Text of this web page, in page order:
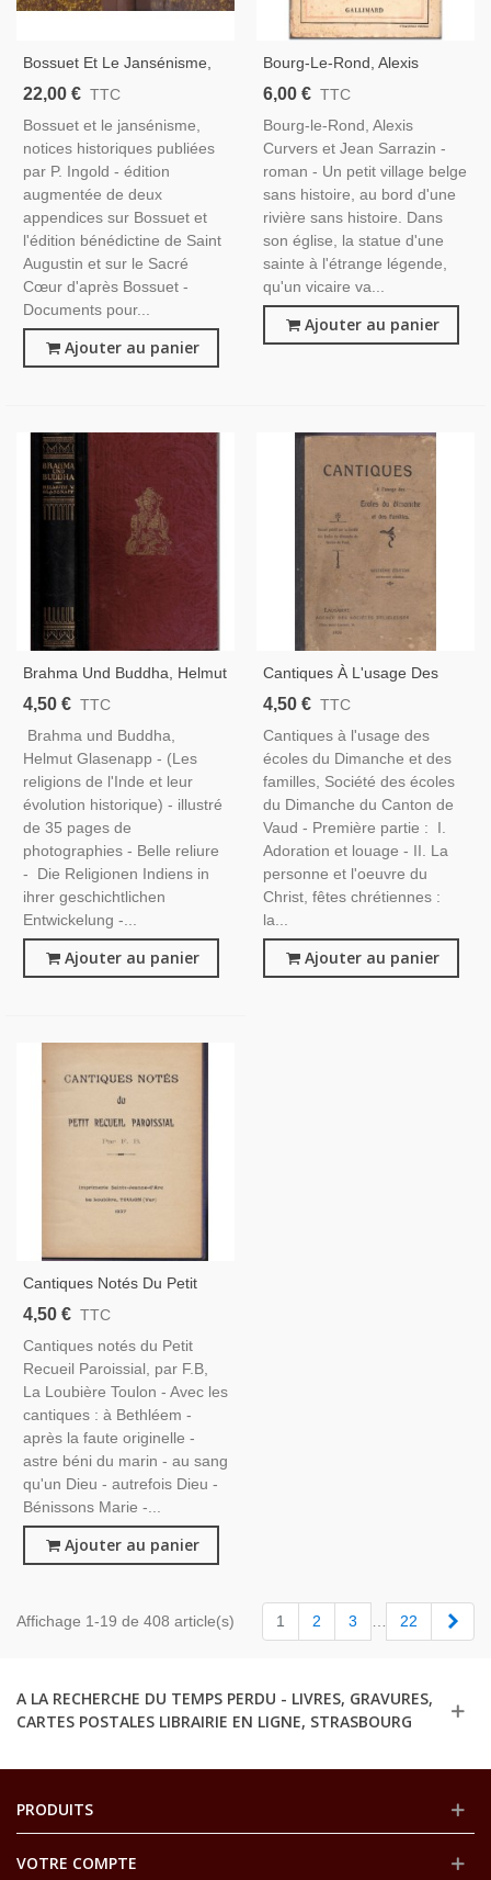
Bossuet Et Le Jansénisme,
Bossuet Et L'édition
Augustin, 1904, Ingold
22,00 € TTC
Bossuet et le jansénisme,
notices historiques publiées
par P. Ingold - édition
augmentée de deux
appendices sur Bossuet et
l'édition bénédictine de Saint
Augustin et sur le Sacré
Cœur d'après Bossuet -
Documents pour...
Ajouter au panier
Bourg-Le-Rond, Alexis
Curvers Et Jean Sarrazin,
Religiosité Populaire
6,00 € TTC
Bourg-le-Rond, Alexis
Curvers et Jean Sarrazin -
roman - Un petit village belge
sans histoire, au bord d'une
rivière sans histoire. Dans
son église, la statue d'une
sainte à l'étrange légende,
qu'un vicaire va...
Ajouter au panier
Brahma Und Buddha, Helmut
Glasenapp, 1926 - Religions
Bouddhisme, Hindouisme,
Brahmanisme, Asie,
4,50 € TTC
Brahma und Buddha,
Helmut Glasenapp - (Les
religions de l'Inde et leur
évolution historique) - illustré
de 35 pages de
photographies - Belle reliure
- Die Religionen Indiens in
ihrer geschichtlichen
Entwickelung -...
Ajouter au panier
Cantiques À L'usage Des
Écoles Du Dimanche, Agence
Lausanne, 1908 - Partitions
De Musique, Chants
4,50 € TTC
Cantiques à l'usage des
écoles du Dimanche et des
familles, Société des écoles
du Dimanche du Canton de
Vaud - Première partie : I.
Adoration et louage - II. La
personne et l'oeuvre du
Christ, fêtes chrétiennes :
la...
Ajouter au panier
Cantiques Notés Du Petit
Recueil Paroissial, F.B., La
Partitions, Chants Religieux,
Catholicisme
4,50 € TTC
Cantiques notés du Petit
Recueil Paroissial, par F.B,
La Loubière Toulon - Avec les
cantiques : à Bethléem -
après la faute originelle -
astre béni du marin - au sang
qu'un Dieu - autrefois Dieu -
Bénissons Marie -...
Ajouter au panier
Affichage 1-19 de 408 article(s) 1 2 3 … 22
A LA RECHERCHE DU TEMPS PERDU - LIVRES, GRAVURES,
CARTES POSTALES LIBRAIRIE EN LIGNE, STRASBOURG
PRODUITS
VOTRE COMPTE